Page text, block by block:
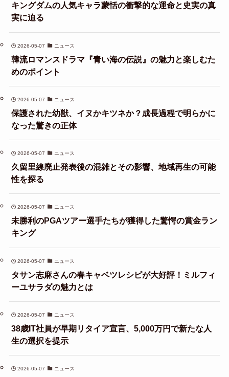
キングダムの人気キャラ蒙恬の衝撃的な運命と史実の真
実に迫る
2026-05-07 ニュース
韓流ロマンスドラマ『青い海の伝説』の魅力と楽しむた
めのポイント
2026-05-07 ニュース
保護された幼獣、イヌかキツネか？成長過程で明らかに
なった驚きの正体
2026-05-07 ニュース
久留里線廃止発表後の混雑とその影響、地域再生の可能
性を探る
2026-05-07 ニュース
未勝利のPGAツアー選手たちが獲得した驚愕の賞金ラン
キング
2026-05-07 ニュース
タサン志麻さんの春キャベツレシピが大好評！ミルフィ
ーユサラダの魅力とは
2026-05-07 ニュース
38歳IT社員が早期リタイア宣言、5,000万円で新たな人
生の選択を提示
2026-05-07 ニュース